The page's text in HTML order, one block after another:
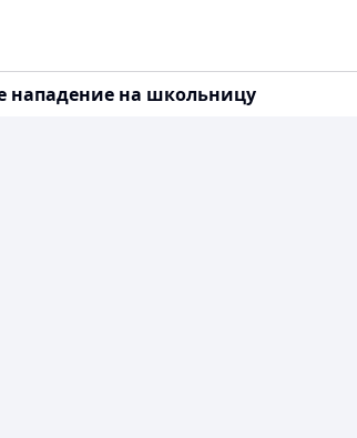
нападение на школьницу